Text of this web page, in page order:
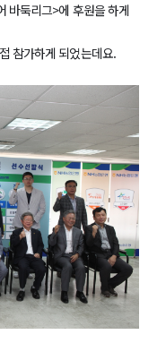
바둑리그>에 후원을 하게
참가하게 되었는데요.